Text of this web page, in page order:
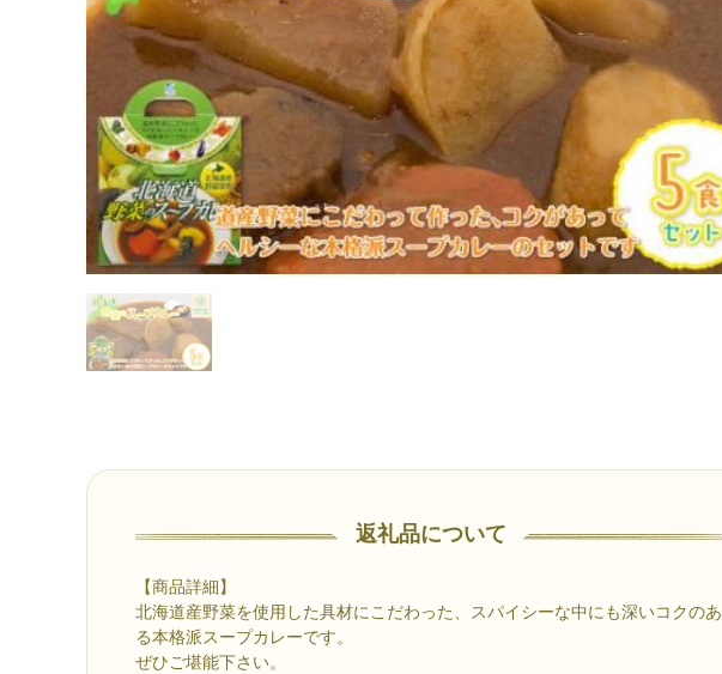
返礼品について
【商品詳細】
北海道産野菜を使用した具材にこだわった、スパイシーな中にも深いコクのあ
る本格派スープカレーです。
ぜひご堪能下さい。